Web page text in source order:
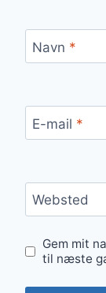
Navn *
E-mail *
Websted
Gem mit
til næste